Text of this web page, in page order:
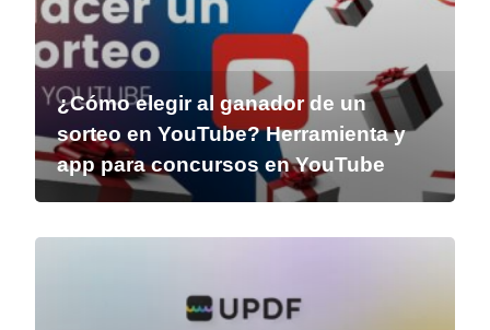
¿Cómo elegir al ganador de un
sorteo en YouTube? Herramienta y
app para concursos en YouTube